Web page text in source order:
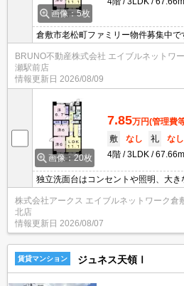
画像：5枚
4階 3LDK
倉敷市老松町ファミリー物件募集中で
BRUNO不動産株式会社 エイブルネットワ
瀬駅前店
情報更新日 2026/08/09
画像：20枚
7.85万円(管理費
敷
なし 礼
なし
4階
3LDK
独立洗面台はコンセントや照明、大き
ムーズに身支度を整えられます。共
けられているため、対面で荷物を受け
ートロックと玄関の鍵で二重にロッ
ります。徒歩13分で駅へのアクセスが
株式会社アークス エイブルネットワーク倉
北店
情報更新日 2026/08/07
賃貸マンション ジュネス天領Ⅰ